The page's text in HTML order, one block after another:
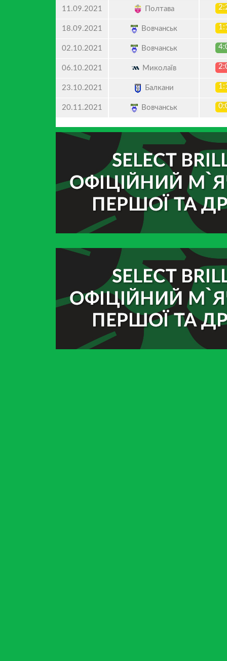
11.09.2021 Полтава
18.09.2021 Вовчанськ
02.10.2021 Вовчанськ
06.10.2021 Миколаїв
23.10.2021 Балкани
20.11.2021 Вовчанськ